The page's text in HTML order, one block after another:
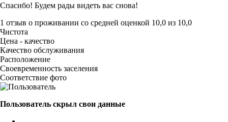
Спасибо! Будем рады видеть вас снова!
1 отзыв о проживании со средней оценкой 10,0 из 10,0
Чистота
Цена - качество
Качество обслуживания
Расположение
Своевременность заселения
Соответствие фото
Пользователь скрыл свои данные